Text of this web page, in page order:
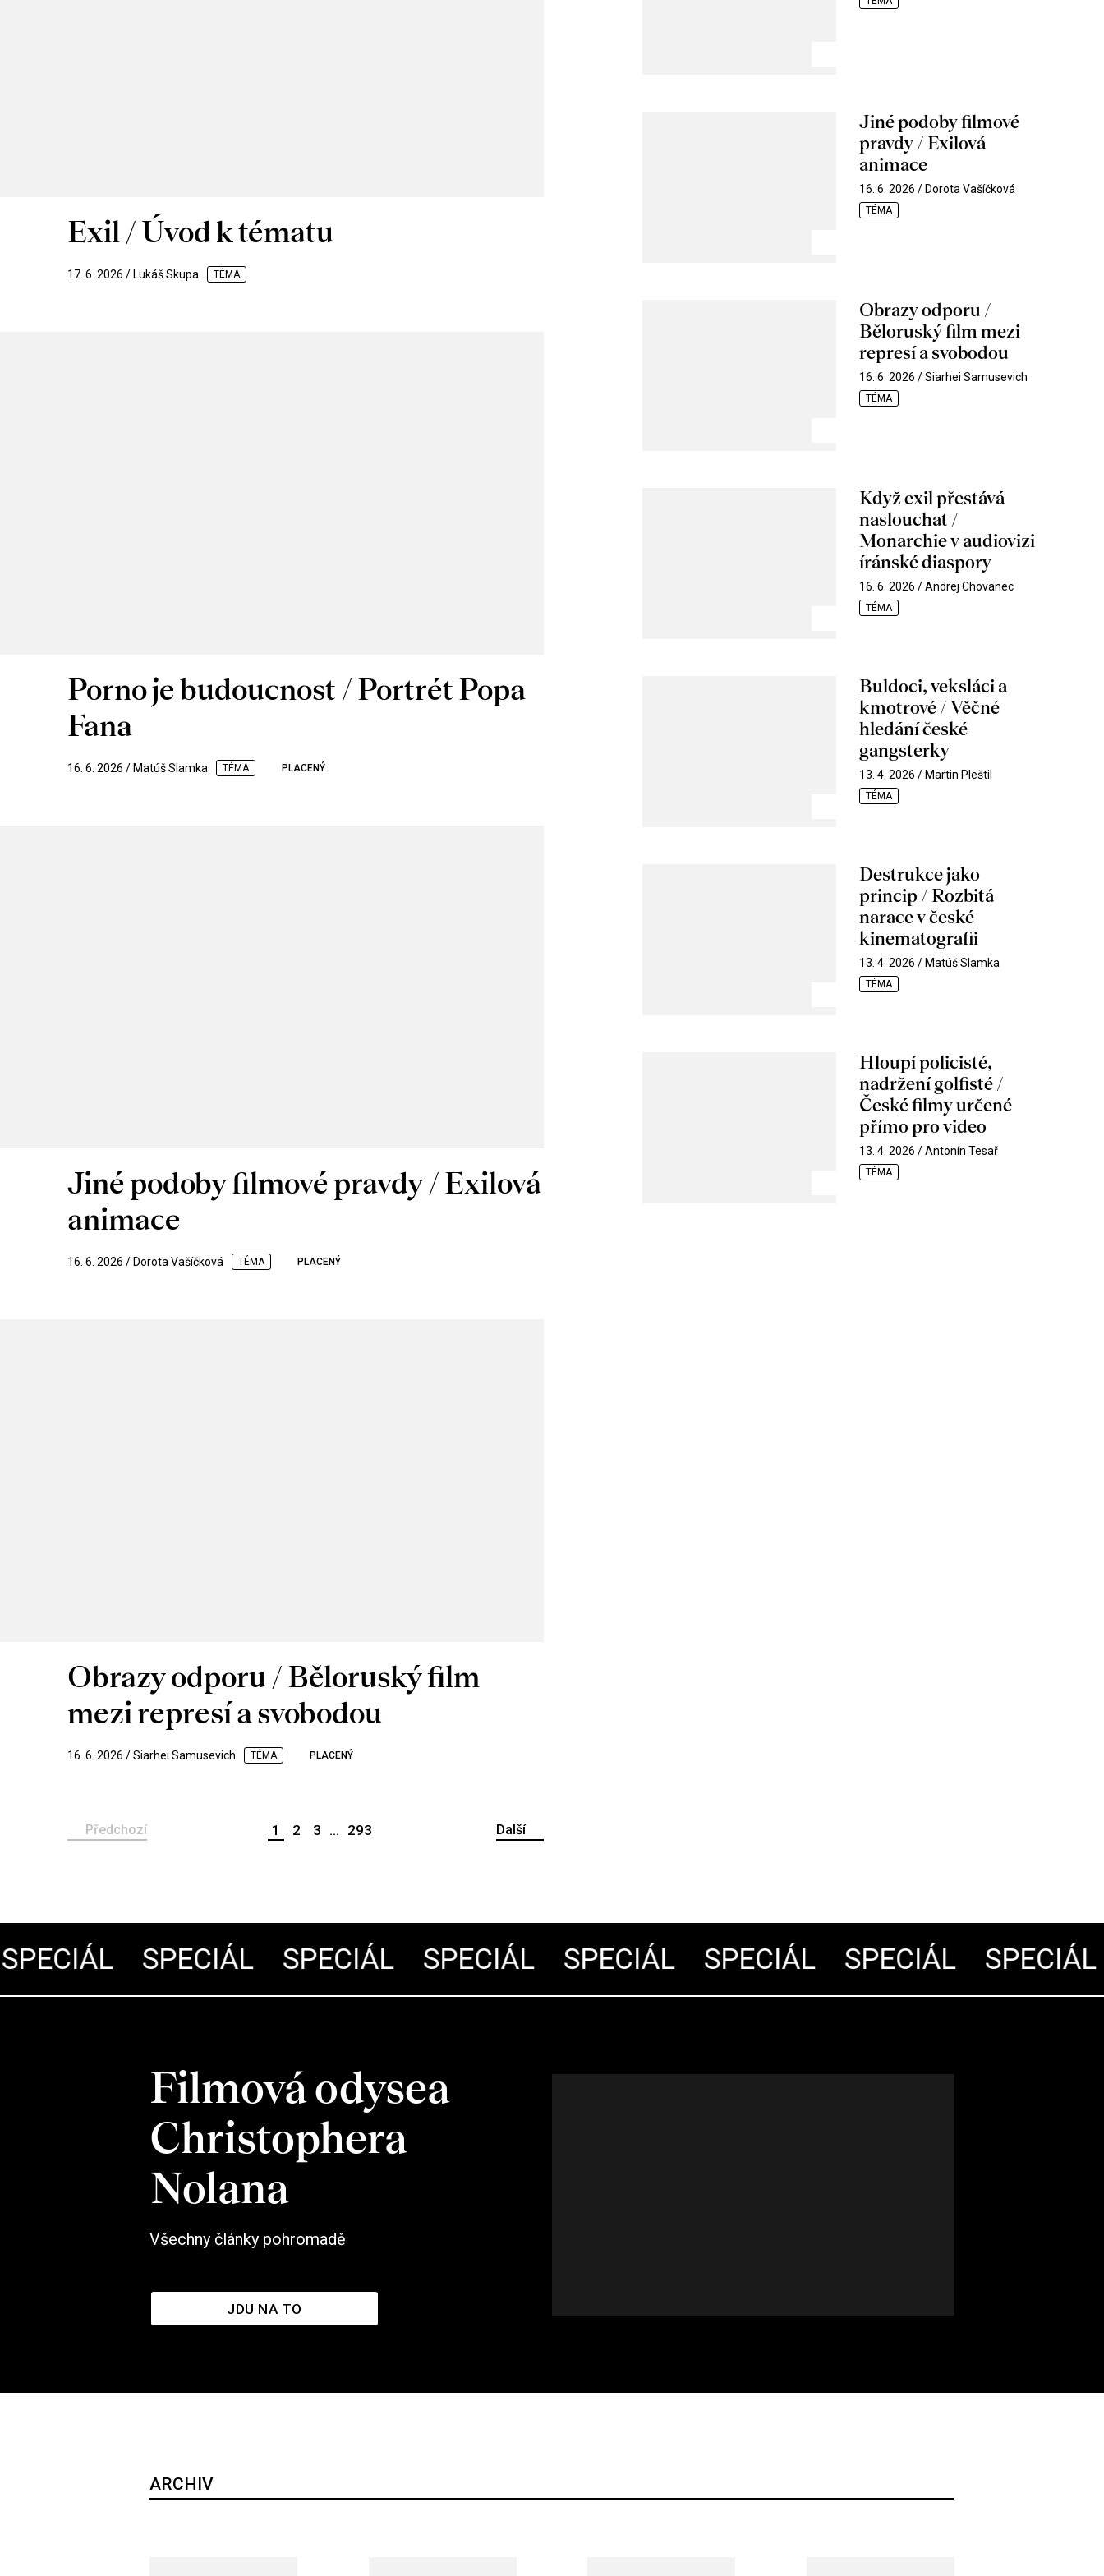
Exil / Úvod k tématu
17. 6. 2026 / Lukáš Skupa TÉMA
Porno je budoucnost / Portrét Popa
Fana
16. 6. 2026 / Matúš Slamka TÉMA PLACENÝ
Jiné podoby filmové pravdy / Exilová
animace
16. 6. 2026 / Dorota Vašíčková TÉMA PLACENÝ
Obrazy odporu / Běloruský film
mezi represí a svobodou
16. 6. 2026 / Siarhei Samusevich TÉMA PLACENÝ
Předchozí 1 2 3 ... 293 Další
Jiné podoby filmové
pravdy / Exilová
animace
16. 6. 2026 / Dorota Vašíčková
TÉMA
Obrazy odporu /
Běloruský film mezi
represí a svobodou
16. 6. 2026 / Siarhei Samusevich
TÉMA
Když exil přestává
naslouchat /
Monarchie v audiovizi
íránské diaspory
16. 6. 2026 / Andrej Chovanec
TÉMA
Buldoci, veksláci a
kmotrové / Věčné
hledání české
gangsterky
13. 4. 2026 / Martin Pleštil
TÉMA
Destrukce jako
princip / Rozbitá
narace v české
kinematografii
13. 4. 2026 / Matúš Slamka
TÉMA
Hloupí policisté,
nadržení golfisté /
České filmy určené
přímo pro video
13. 4. 2026 / Antonín Tesař
TÉMA
SPECIÁL SPECIÁL SPECIÁL SPECIÁL SPECIÁL SPECIÁL SPECIÁL
Filmová odysea
Christophera
Nolana
Všechny články pohromadě
JDU NA TO
ARCHIV